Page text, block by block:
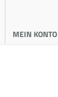
MEIN KONTO